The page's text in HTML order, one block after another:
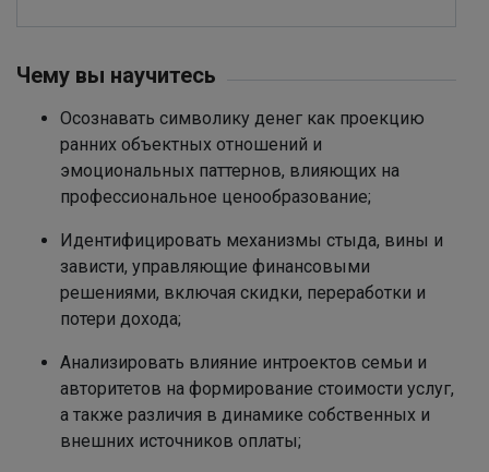
Чему вы научитесь
Осознавать символику денег как проекцию
ранних объектных отношений и
эмоциональных паттернов, влияющих на
профессиональное ценообразование;
Идентифицировать механизмы стыда, вины и
зависти, управляющие финансовыми
решениями, включая скидки, переработки и
потери дохода;
Анализировать влияние интроектов семьи и
авторитетов на формирование стоимости услуг,
а также различия в динамике собственных и
внешних источников оплаты;